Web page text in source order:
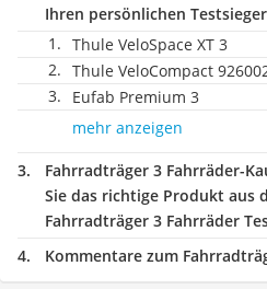
Ihren persönlichen
Thule VeloSpace XT 3
Thule VeloCompact
Eufab Premium 3
mehr anzeigen
Fahrradträger 3 Fahrräder-
Sie das richtige Produkt aus
Fahrradträger 3 Fahrräder
Kommentare zum